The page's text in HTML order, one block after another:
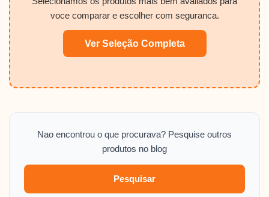
voce comparar e escolher com seguranca.
Ver Seleção Completa
Nao encontrou o que procurava? Pesquise outros
produtos no blog
Pesquisar